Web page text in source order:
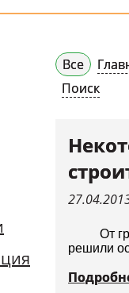
Все
Поиск
От
решили